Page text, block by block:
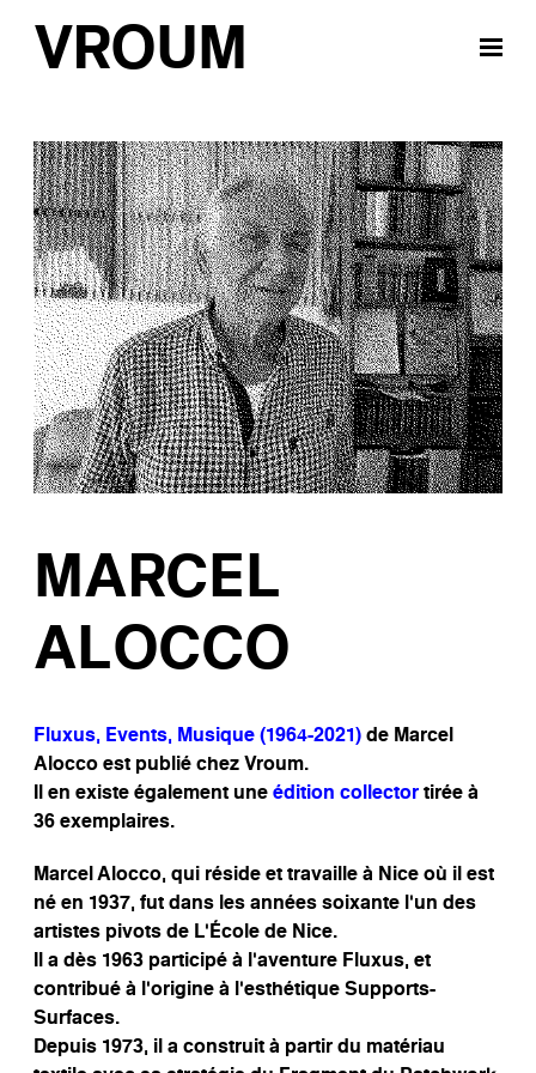
VROUM
MARCEL
ALOCCO
Fluxus, Events, Musique (1964-2021)de Marcel
Alocco est publié chez Vroum.
Il en existe également uneédition collectortirée à
36 exemplaires.
Marcel Alocco, qui réside et travaille à Nice où il est
né en 1937, fut dans les années soixante l’un des
artistes pivots de L’École de Nice.
Il a dès 1963 participé à l’aventure Fluxus, et
contribué à l’origine à l’esthétique Supports-
Surfaces.
Depuis 1973, il a construit à partir du matériau